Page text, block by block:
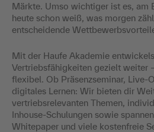
Märkte. Umso wichtiger ist es, am
heute schon weiß, was morgen
entscheidende
Mit der Haufe Akademie
Vertriebsfähigkeiten gezielt weiter
flexibel. Ob Präsenzseminar, Live-
digitales Lernen: Wir bieten dir
vertriebsrelevanten Themen,
Inhouse-Schulungen sowie
Whitepaper und viele kostenfreie